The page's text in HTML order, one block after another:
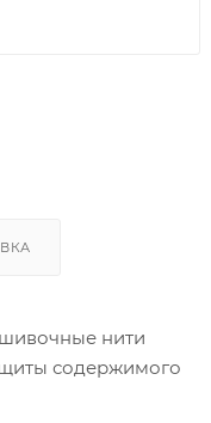
нити
содержимого